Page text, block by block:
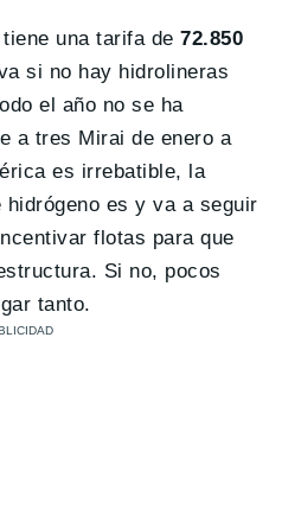
una tarifa de72.850
si no hay hidrolineras
el año no se ha
a tres Mirai de enero a
es irrebatible, la
es y va a seguir
flotas para que
Si no, pocos
tanto.